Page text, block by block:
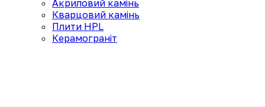
Акриловий камінь
Кварцовий камінь
Плити HPL
Керамограніт